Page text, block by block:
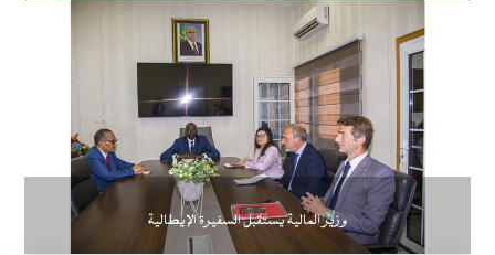
وزير المالية يستقبل السفيرة الإيطالية